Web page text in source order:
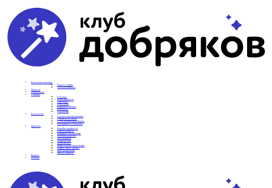
Вам нужна помощь
Подать заявку
Частые вопросы
Новости
Подопечные
О фонде
Команда
Наши ценности
Партнеры
СМИ о нас
Реквизиты фонда
Контакты
Отделения
Как помочь
Сделать пожертвование
Подписка на добро
Стать волонтером фонда
Вечеринки со смыслом
Проекты
Коробка храбрости
Уроки Доброты
Юридическая помощь
Мамины радости
Автодобряки
Добрый торт
Добропробег
Няни особого назначения
Акция «Букет добра»
Фактор времени
Цветы доброты
Бизнесу
Отчеты